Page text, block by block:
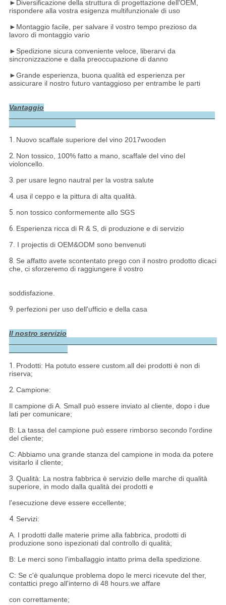
► Diversificazione della struttura di progettazione dell'OEM,
rispondere alla vostra esigenza multifunzionale di uso
► Montaggio facile, per salvare il vostro tempo prezioso da
lavoro di montaggio vario
► Spedizione sicura conveniente veloce, liberarvi da
sincronizzazione e dalla preoccupazione di danno
►Grande esperienza, buona qualità ed esperienza per
assicurare il nostro futuro vantaggioso per entrambe le parti
Vantaggio
1. Nuovo scaffale superiore del vino 2017wooden
2. Non tossico, 100% fatto a mano, scaffale del vino del
violoncello.
3. per usare legno nautral per la vostra salute
4. usa il ceppo e la pittura di alta qualità.
5. non tossico conformemente allo SGS
6. Esperienza ricca di R & S, di produzione e di servizio
7. I projectis di OEM&ODM sono benvenuti
8. Se affatto avete scontentato prego con il nostro prodotto dicaci
che, ci sforzeremo di raggiungere il vostro
soddisfazione.
9. perfezioni per uso dell'ufficio e della casa
Il nostro servizio
1. Prodotti: Ha potuto essere custom.all dei prodotti è non di
riserva;
2. Campione:
Il campione di A. Small può essere inviato al cliente, dopo i due
lati per comunicare;
B: La tassa del campione può essere rimborso secondo l'ordine
del cliente;
C: Abbiamo una grande stanza del campione in moda da potere
visitarlo il cliente;
3. Qualità: La nostra fabbrica è servizio delle marche di qualità
superiore, in modo dalla qualità dei prodotti e
l'esecuzione deve essere eccellente;
4. Servizi:
A. I prodotti dalle materie prime alla fabbrica, prodotti di
produzione sono ispezionati dal controllo di qualità;
B: Le merci sono l'imballaggio intatto prima della spedizione.
C: Se c'è qualunque problema dopo le merci ricevute del ther,
contattici prego all'interno di 48 hours.we affare
con correttamente;